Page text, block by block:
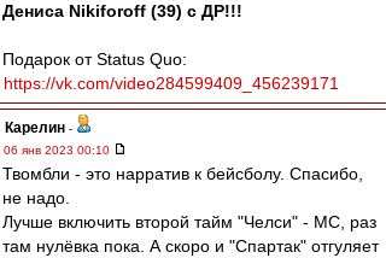
Дениса Nikiforoff (39) с ДР!!!
Подарок от Status Quo:
https://vk.com/video284599409_456239171
Карелин -
06 янв 2023 00:10
Твомбли - это нарратив к бейсболу. Спасибо,
не надо.
Лучше включить второй тайм "Челси" - МС, раз
там нулёвка пока. А скоро и "Спартак" отгуляет